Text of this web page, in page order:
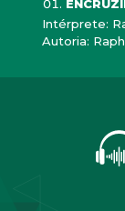
Intérprete:
Autoria: